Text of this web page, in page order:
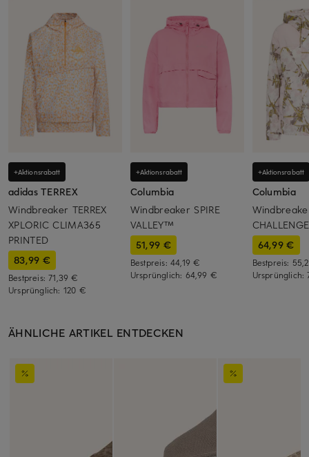
+Aktionsrabatt
adidas TERREX
Windbreaker TERREX
XPLORIC CLIMA365
PRINTED
83,99 €
Bestpreis:71,39 €
Ursprünglich: 120 €
+Aktionsrabatt
Columbia
Windbreaker SPIRE
VALLEY™
51,99 €
Bestpreis: 44,19 €
Ursprünglich: 64,99 €
+Aktionsrabatt
Columbia
64,99 €
Bestpreis:
Ursprünglich:
ÄHNLICHE ARTIKEL ENTDECKEN